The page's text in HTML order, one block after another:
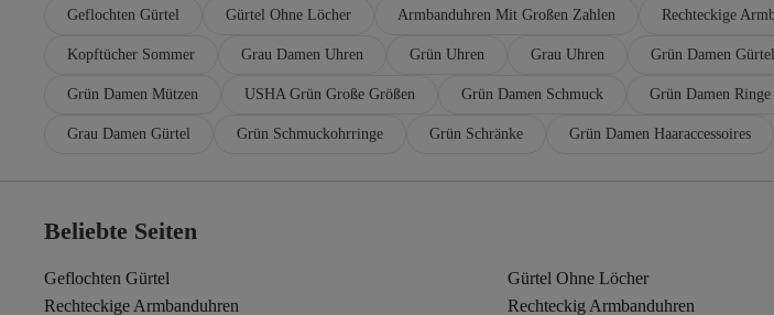
Geflochten Gürtel Gürtel Ohne Löcher Armbanduhren Mit Großen Zahlen Rechteckige
Kopftücher Sommer Grau Damen Uhren Grün Uhren Grau Uhren Grün Damen Gürtel
Grün Damen Mützen USHA Grün Große Größen Grün Damen Schmuck Grün Damen Ringe
Grau Damen Gürtel Grün Schmuckohrringe Grün Schränke Grün Damen Haaraccessoires
Beliebte Seiten
Geflochten Gürtel Gürtel Ohne Löcher
Rechteckige Armbanduhren
Rechteckig Armbanduhren